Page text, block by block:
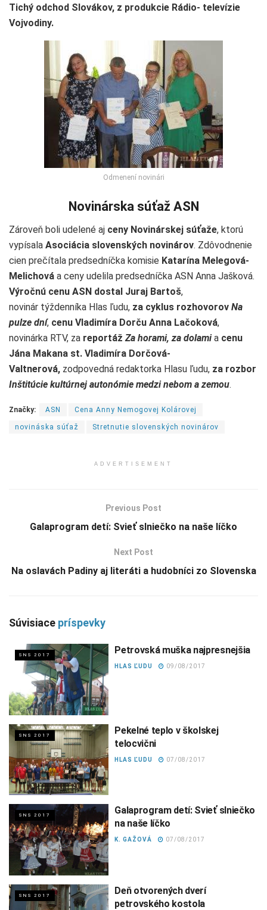
Tichý odchod Slovákov, z produkcie Rádio- televízie
Vojvodiny.
Odmenení novinári
Novinárska súťaž ASN
Zároveň boli udelené aj ceny Novinárskej súťaže, ktorú
vypísala Asociácia slovenských novinárov. Zdôvodnenie
cien prečítala predsedníčka komisie Katarína Melegová-
Melichová a ceny udelila predsedníčka ASN Anna Jašková.
Výročnú cenu ASN dostal Juraj Bartoš,
novinár týždenníka Hlas ľudu, za cyklus rozhovorov Na
pulze dní, cenu Vladimíra Dorču Anna Lačoková,
novinárka RTV, za reportážZa horami, za dolamia cenu
Jána Makana st. Vladimíra Dorčová-
Valtnerová, zodpovedná redaktorka Hlasu ľudu, za rozbor
Inštitúcie kultúrnej autonómie medzi nebom a zemou.
Značky: ASN Cena Anny Nemogovej Kolárovej
novináska súťaž Stretnutie slovenských novinárov
ADVERTISEMENT
Previous Post
Galaprogram detí: Svieť slniečko na naše líčko
Next Post
Na oslavách Padiny aj literáti a hudobníci zo Slovenska
Súvisiace príspevky
SNS 2017 Petrovská muška najpresnejšia
HLAS ĽUDU 09/08/2017
SNS 2017
Pekelné teplo v školskej
telocvični
HLAS ĽUDU 07/08/2017
SNS 2017
Galaprogram detí: Svieť slniečko
na naše líčko
K. GAŽOVÁ 07/08/2017
SNS 2017
Deň otvorených dverí
petrovského kostola